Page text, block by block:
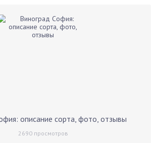
описание сорта, фото, отзывы
2690просмотров